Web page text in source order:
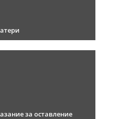
за оставление